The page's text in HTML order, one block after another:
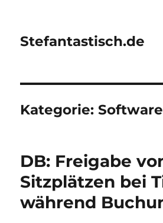
Stefantastisch.de
Kategorie:Software
DB: Freigabe
Sitzplätzen bei
während